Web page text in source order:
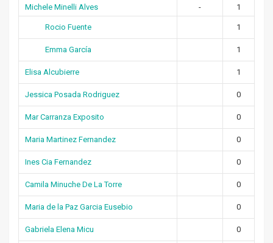
Michele Minelli Alves - 1
Rocio Fuente 1
Emma García 1
Elisa Alcubierre 1
Jessica Posada Rodriguez 0
Mar Carranza Exposito 0
Maria Martinez Fernandez 0
Ines Cia Fernandez 0
Camila Minuche De La Torre 0
Maria de la Paz Garcia Eusebio 0
Gabriela Elena Micu 0